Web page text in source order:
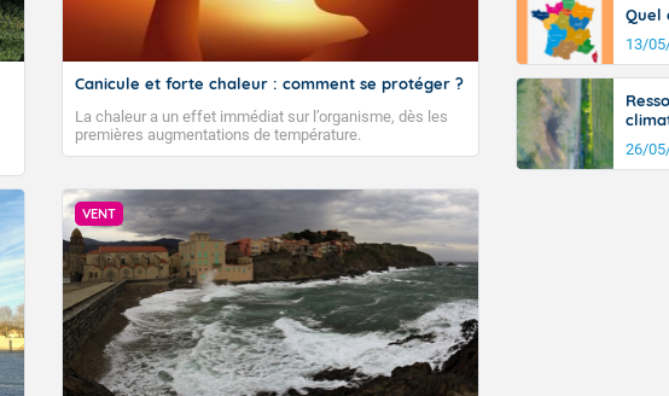
Canicule et forte chaleur : comment se protéger ?
La chaleur a un effet immédiat sur l’organisme, dès les
premières augmentations de température.
VENT
Quel
13/
26/